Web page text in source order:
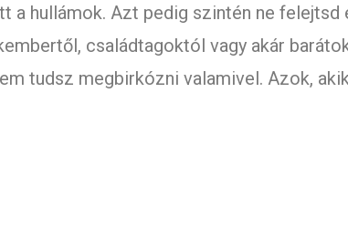
a hullámok. Azt pedig szintén ne felejtsd
családtagoktól vagy akár
tudsz megbirkózni valamivel. Azok,